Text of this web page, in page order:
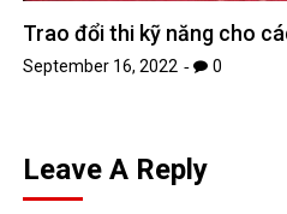
Trao đổi thi kỹ năng cho
September 16, 2022 0
Leave A Reply